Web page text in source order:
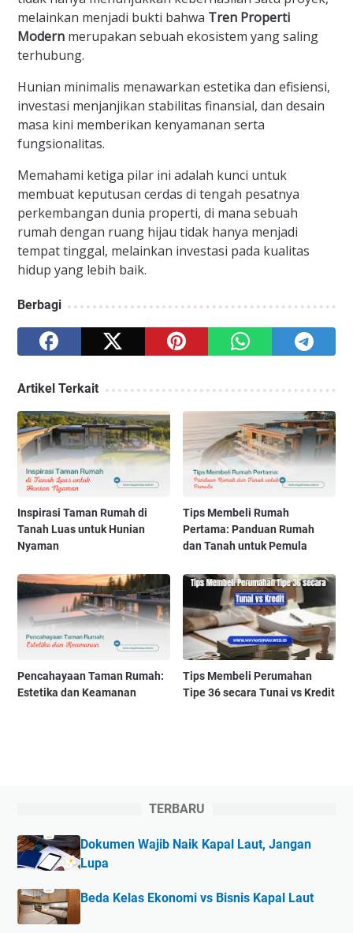
melainkan menjadi bukti bahwa Tren Properti
Modern merupakan sebuah ekosistem yang saling
terhubung.
Hunian minimalis menawarkan estetika dan efisiensi,
investasi menjanjikan stabilitas finansial, dan desain
masa kini memberikan kenyamanan serta
fungsionalitas.
Memahami ketiga pilar ini adalah kunci untuk
membuat keputusan cerdas di tengah pesatnya
perkembangan dunia properti, di mana sebuah
rumah dengan ruang hijau tidak hanya menjadi
tempat tinggal, melainkan investasi pada kualitas
hidup yang lebih baik.
Berbagi
Artikel Terkait
Inspirasi Taman Rumah di
Tanah Luas untuk Hunian
Nyaman
Tips Membeli Rumah
Pertama: Panduan Rumah
dan Tanah untuk Pemula
Pencahayaan Taman Rumah:
Estetika dan Keamanan
Tips Membeli Perumahan
Tipe 36 secara Tunai vs Kredit
TERBARU
Dokumen Wajib Naik Kapal Laut, Jangan
Lupa
Beda Kelas Ekonomi vs Bisnis Kapal Laut